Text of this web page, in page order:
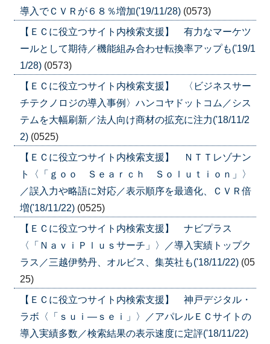
導入でＣＶＲが６８％増加('19/11/28) (0573)
【ＥＣに役立つサイト内検索支援】 有力なマーケツ
ールとして期待／機能組み合わせ転換率アップも('19/1
1/28) (0573)
【ＥＣに役立つサイト内検索支援】 〈ビジネスサー
チテクノロジの導入事例〉ハンコヤドットコム／シス
テムを大幅刷新／法人向け商材の拡充に注力('18/11/2
2) (0525)
【ＥＣに役立つサイト内検索支援】 ＮＴＴレゾナン
ト〈「ｇｏｏ Ｓｅａｒｃｈ Ｓｏｌｕｔｉｏｎ」〉
／誤入力や略語に対応／表示順序を最適化、ＣＶＲ倍
増('18/11/22) (0525)
【ＥＣに役立つサイト内検索支援】 ナビプラス
〈「ＮａｖｉＰｌｕｓサーチ」〉／導入実績トップク
ラス／三越伊勢丹、オルビス、集英社も('18/11/22) (05
25)
【ＥＣに役立つサイト内検索支援】 神戸デジタル・
ラボ〈「ｓｕｉ—ｓｅｉ」〉／アパレルＥＣサイトの
導入実績多数／検索結果の表示速度に定評('18/11/22)